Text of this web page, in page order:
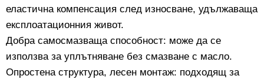
еластична компенсация след износване, удължаваща
експлоатационния живот.
Добра самосмазваща способност: може да се
използва за уплътняване без смазване с масло.
Опростена структура, лесен монтаж: подходящ за